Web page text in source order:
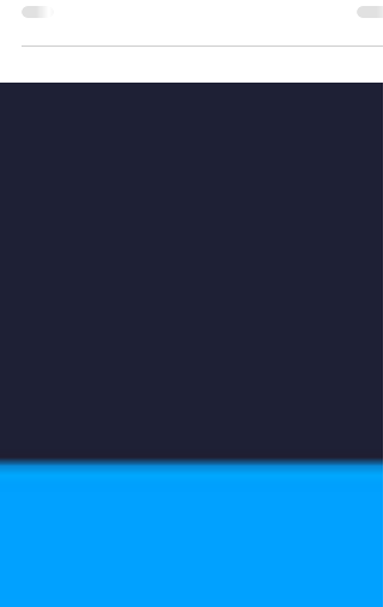
ค้นหาทางออกสู่การออกแบบเมืองใหม่ ที่ตอบโจท
ความท้าทาย ความต้องการ และความหลากหลาย